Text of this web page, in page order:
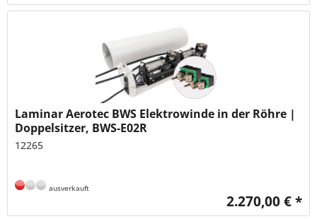
Laminar Aerotec BWS Elektrowinde in der Röhre |
Doppelsitzer, BWS-E02R
12265
ausverkauft
2.270,00 € *